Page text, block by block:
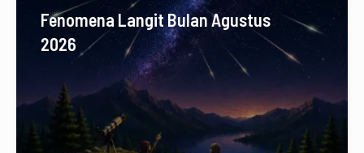
Fenomena Langit Bulan Agustus
2026